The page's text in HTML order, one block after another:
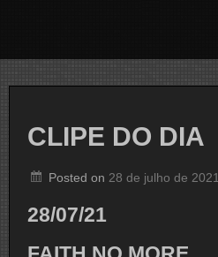
CLIPE DO DIA
Posted on 28 de julho de 2021
28/07/21